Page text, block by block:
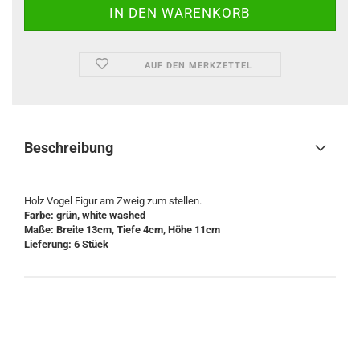
AUF DEN MERKZETTEL
Beschreibung
Holz Vogel Figur am Zweig zum stellen.
Farbe: grün, white washed
Maße: Breite 13cm, Tiefe 4cm, Höhe 11cm
Lieferung: 6 Stück